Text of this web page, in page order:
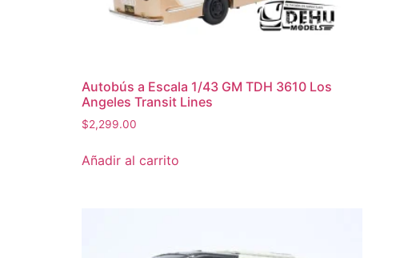
Autobús a Escala 1/43 GM TDH 3610 Los
Angeles Transit Lines
$2,299.00
Añadir al carrito